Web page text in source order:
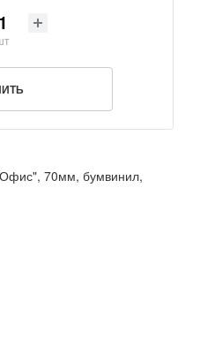
70мм, бумвинил,